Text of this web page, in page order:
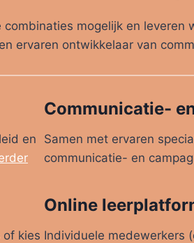
mogelijk en leveren
ervaren ontwikkelaar van
en
of kies
Communicatie-
Samen met ervaren
communicatie- en
Online
Individuele medewerkers